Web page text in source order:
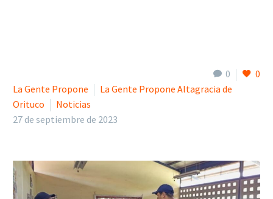
0
0
La Gente Propone
La Gente Propone Altagracia de
Orituco
Noticias
27 de septiembre de 2023